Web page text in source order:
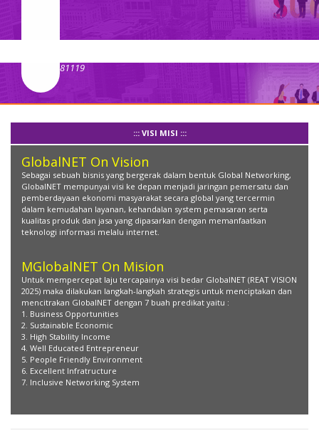
::: VISI MISI :::
GlobalNET On Vision
Sebagai sebuah bisnis yang bergerak dalam bentuk Global Networking,
GlobalNET mempunyai visi ke depan menjadi jaringan pemersatu dan
pemberdayaan ekonomi masyarakat secara global yang tercermin
dalam kemudahan layanan, kehandalan system pemasaran serta
kualitas produk dan jasa yang dipasarkan dengan memanfaatkan
teknologi informasi melalu internet.
MGlobalNET On Mision
Untuk mempercepat laju tercapainya visi bedar GlobalNET (REAT VISION
2025) maka dilakukan langkah-langkah strategis untuk menciptakan dan
mencitrakan GlobalNET dengan 7 buah predikat yaitu :
1. Business Opportunities
2. Sustainable Economic
3. High Stability Income
4. Well Educated Entrepreneur
5. People Friendly Environment
6. Excellent Infratructure
7. Inclusive Networking System